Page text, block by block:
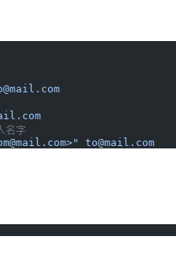
名字
>" to@mail.com